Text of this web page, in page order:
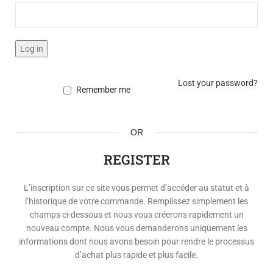
Log in
Lost your password?
Remember me
OR
REGISTER
L’inscription sur ce site vous permet d’accéder au statut et à
l’historique de votre commande. Remplissez simplement les
champs ci-dessous et nous vous créerons rapidement un
nouveau compte. Nous vous demanderons uniquement les
informations dont nous avons besoin pour rendre le processus
d’achat plus rapide et plus facile.